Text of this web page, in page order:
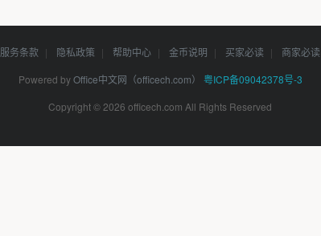
服务条款 | 隐私政策 | 帮助中心 | 金币说明 | 买家必读 | 商家必读
Powered byOffice中文网（officech.com）
粤ICP备09042378号-3
Copyright © 2026 officech.com All Rights Reserved